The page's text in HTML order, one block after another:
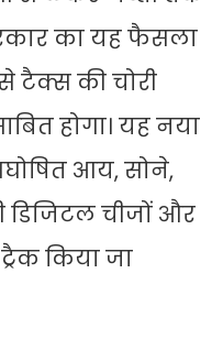
का यह फैसला
टैक्स की चोरी
होगा। यह नया
आय, सोने,
डिजिटल चीजों और
किया जा